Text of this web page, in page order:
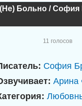
Больно / София
11 голосов
София
Арина